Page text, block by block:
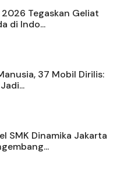
Tegaskan Geliat
di Indo...
37 Mobil Dirilis:
SMK Dinamika Jakarta